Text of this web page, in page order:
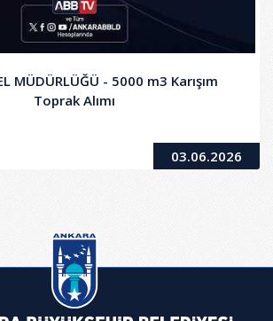
MÜDÜRLÜĞÜ - 5000 m3 Karışım
Toprak Alımı
03.06.2026